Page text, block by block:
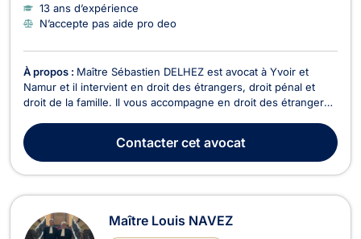
13 ans d’expérience
N’accepte pas aide pro deo
À propos : Maître Sébastien DELHEZ est avocat à Yvoir et
Namur et il intervient en droit des étrangers, droit pénal et
droit de la famille. Il vous accompagne en droit des étrangers
affaires de recours contre les mesures de reconduite à la
frontière, l'obtention de VISA, les dem...
Contactercet avocat
Maître Louis NAVEZ